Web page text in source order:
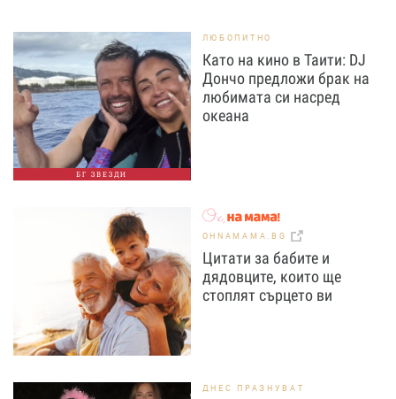
БГ ЗВЕЗДИ
ЛЮБОПИТНО
Като на кино в Таити: DJ
Дончо предложи брак на
любимата си насред
океана
OHNAMAMA.BG
Цитати за бабите и
дядовците, които ще
стоплят сърцето ви
ДНЕС ПРАЗНУВАТ